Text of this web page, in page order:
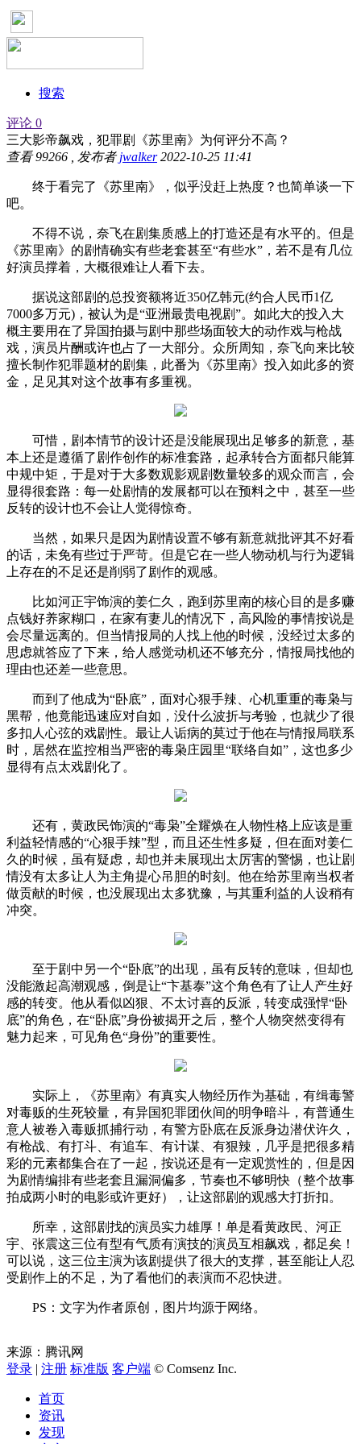
搜索
评论 0
三大影帝飙戏，犯罪剧《苏里南》为何评分不高？
查看99266 , 发布者jwalker 2022-10-25 11:41
终于看完了《苏里南》，似乎没赶上热度？也简单谈一下
吧。
不得不说，奈飞在剧集质感上的打造还是有水平的。但是
《苏里南》的剧情确实有些老套甚至“有些水”，若不是有几位
好演员撑着，大概很难让人看下去。
据说这部剧的总投资额将近350亿韩元(约合人民币1亿
7000多万元)，被认为是“亚洲最贵电视剧”。如此大的投入大
概主要用在了异国拍摄与剧中那些场面较大的动作戏与枪战
戏，演员片酬或许也占了一大部分。众所周知，奈飞向来比较
擅长制作犯罪题材的剧集，此番为《苏里南》投入如此多的资
金，足见其对这个故事有多重视。
可惜，剧本情节的设计还是没能展现出足够多的新意，基
本上还是遵循了剧作创作的标准套路，起承转合方面都只能算
中规中矩，于是对于大多数观影观剧数量较多的观众而言，会
显得很套路：每一处剧情的发展都可以在预料之中，甚至一些
反转的设计也不会让人觉得惊奇。
当然，如果只是因为剧情设置不够有新意就批评其不好看
的话，未免有些过于严苛。但是它在一些人物动机与行为逻辑
上存在的不足还是削弱了剧作的观感。
比如河正宇饰演的姜仁久，跑到苏里南的核心目的是多赚
点钱好养家糊口，在家有妻儿的情况下，高风险的事情按说是
会尽量远离的。但当情报局的人找上他的时候，没经过太多的
思虑就答应了下来，给人感觉动机还不够充分，情报局找他的
理由也还差一些意思。
而到了他成为“卧底”，面对心狠手辣、心机重重的毒枭与
黑帮，他竟能迅速应对自如，没什么波折与考验，也就少了很
多扣人心弦的戏剧性。最让人诟病的莫过于他在与情报局联系
时，居然在监控相当严密的毒枭庄园里“联络自如”，这也多少
显得有点太戏剧化了。
还有，黄政民饰演的“毒枭”全耀焕在人物性格上应该是重
利益轻情感的“心狠手辣”型，而且还生性多疑，但在面对姜仁
久的时候，虽有疑虑，却也并未展现出太厉害的警惕，也让剧
情没有太多让人为主角提心吊胆的时刻。他在给苏里南当权者
做贡献的时候，也没展现出太多犹豫，与其重利益的人设稍有
冲突。
至于剧中另一个“卧底”的出现，虽有反转的意味，但却也
没能激起高潮观感，倒是让“卞基泰”这个角色有了让人产生好
感的转变。他从看似凶狠、不太讨喜的反派，转变成强悍“卧
底”的角色，在“卧底”身份被揭开之后，整个人物突然变得有
魅力起来，可见角色“身份”的重要性。
实际上，《苏里南》有真实人物经历作为基础，有缉毒警
对毒贩的生死较量，有异国犯罪团伙间的明争暗斗，有普通生
意人被卷入毒贩抓捕行动，有警方卧底在反派身边潜伏许久，
有枪战、有打斗、有追车、有计谋、有狠辣，几乎是把很多精
彩的元素都集合在了一起，按说还是有一定观赏性的，但是因
为剧情编排有些老套且漏洞偏多，节奏也不够明快（整个故事
拍成两小时的电影或许更好），让这部剧的观感大打折扣。
所幸，这部剧找的演员实力雄厚！单是看黄政民、河正
宇、张震这三位有型有气质有演技的演员互相飙戏，都足矣！
可以说，这三位主演为该剧提供了很大的支撑，甚至能让人忍
受剧作上的不足，为了看他们的表演而不忍快进。
PS：文字为作者原创，图片均源于网络。
来源：腾讯网
登录 | 注册 标准版 客户端 © Comsenz Inc.
首页
资讯
发现